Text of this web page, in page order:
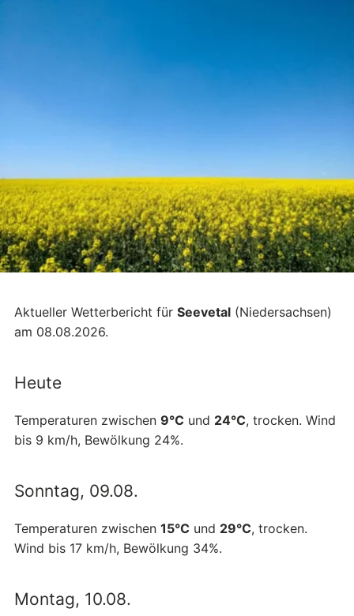
Aktueller Wetterbericht für Seevetal (Niedersachsen)
am 08.08.2026.
Heute
Temperaturen zwischen 9°C und 24°C, trocken. Wind
bis 9 km/h, Bewölkung 24%.
Sonntag, 09.08.
Temperaturen zwischen 15°C und 29°C, trocken.
Wind bis 17 km/h, Bewölkung 34%.
Montag, 10.08.